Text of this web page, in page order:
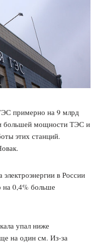
примерно на 9 млрд
большей мощности ТЭС и
этих станций.
в России
на 0,4% больше
упал ниже
на один см. Из-за